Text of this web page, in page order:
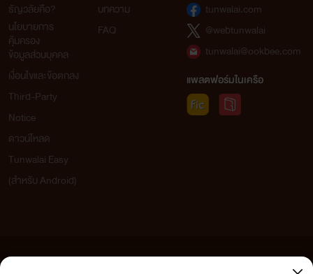
ธัญวลัยคือ?
นโยบายการ
คุ้มครอง
ข้อมูลส่วนบุคคล
เงื่อนไขและข้อตกลง
Third-Party
Notice
ดาวน์โหลด
Tunwalai Easy
(สำหรับ Android)
บทความ
FAQ
tunwalai.com
@webtunwalai
tunwalai@ookbee.com
แพลตฟอร์มในเครือ